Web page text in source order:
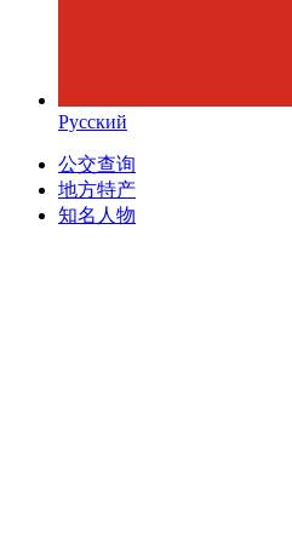
Русский
公交查询
地方特产
知名人物